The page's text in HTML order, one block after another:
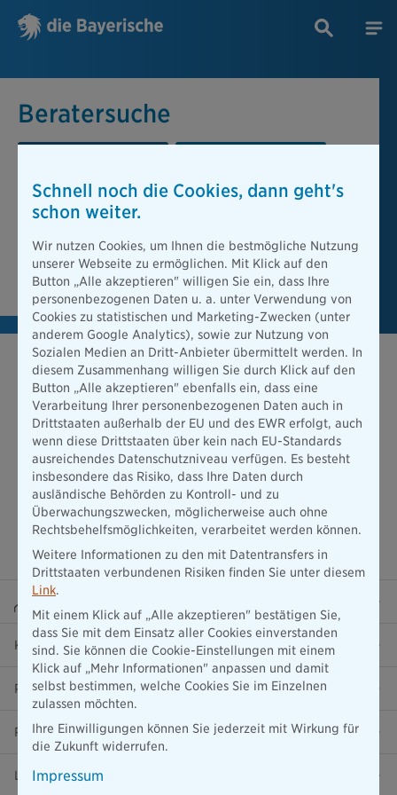
Beratersuche
Beratersuche
PLZ oder Ort
Berater finden
Karriere
Presse
Ratgeber
Lob & Kritik
Schnell noch die Cookies, dann geht's
schon weiter.
Wir nutzen Cookies, um Ihnen die bestmögliche Nutzung
unserer Webseite zu ermöglichen. Mit Klick auf den
Button „Alle akzeptieren" willigen Sie ein, dass Ihre
personenbezogenen Daten u. a. unter Verwendung von
Cookies zu statistischen und Marketing-Zwecken (unter
anderem Google Analytics), sowie zur Nutzung von
Sozialen Medien an Dritt-Anbieter übermittelt werden. In
diesem Zusammenhang willigen Sie durch Klick auf den
Button „Alle akzeptieren" ebenfalls ein, dass eine
Verarbeitung Ihrer personenbezogenen Daten auch in
Drittstaaten außerhalb der EU und des EWR erfolgt, auch
wenn diese Drittstaaten über kein nach EU-Standards
ausreichendes Datenschutzniveau verfügen. Es besteht
insbesondere das Risiko, dass Ihre Daten durch
ausländische Behörden zu Kontroll- und zu
Überwachungszwecken, möglicherweise auch ohne
Rechtsbehelfsmöglichkeiten, verarbeitet werden können.
Weitere Informationen zu den mit Datentransfers in
Drittstaaten verbundenen Risiken finden Sie unter diesem
Link.
Mit einem Klick auf „Alle akzeptieren" bestätigen Sie,
dass Sie mit dem Einsatz aller Cookies einverstanden
sind. Sie können die Cookie-Einstellungen mit einem
Klick auf „Mehr Informationen" anpassen und damit
selbst bestimmen, welche Cookies Sie im Einzelnen
zulassen möchten.
Ihre Einwilligungen können Sie jederzeit mit Wirkung für
die Zukunft widerrufen.
Impressum